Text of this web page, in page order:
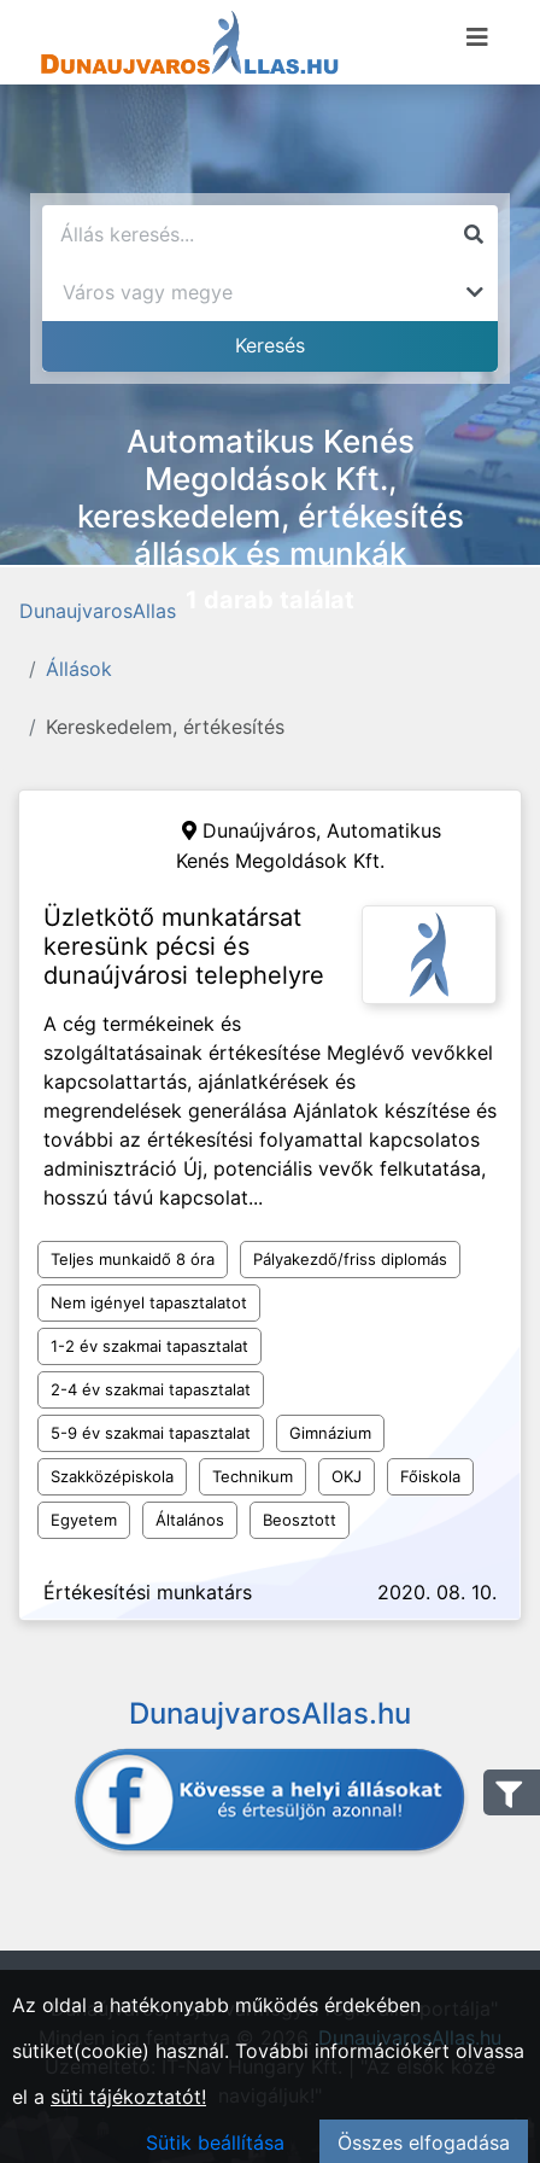
Automatikus Kenés
Megoldások Kft.,
kereskedelem, értékesítés
állások és munkák
DunaujvarosAllas
Állások
Kereskedelem, értékesítés
Dunaújváros, Automatikus
Kenés Megoldások Kft.
Üzletkötő munkatársat
keresünk pécsi és
dunaújvárosi telephelyre
A cég termékeinek és
szolgáltatásainak értékesítése Meglévő vevőkkel
kapcsolattartás, ajánlatkérések és
megrendelések generálása Ajánlatok készítése és
további az értékesítési folyamattal kapcsolatos
adminisztráció Új, potenciális vevők felkutatása,
hosszú távú kapcsolat...
Teljes munkaidő 8 óra Pályakezdő/friss diplomás
Nem igényel tapasztalatot
1-2 év szakmai tapasztalat
2-4 év szakmai tapasztalat
5-9 év szakmai tapasztalat Gimnázium
Szakközépiskola Technikum OKJ Főiskola
Egyetem Általános Beosztott
Értékesítési munkatárs 2020. 08. 10.
DunaujvarosAllas.hu
"Dunaújváros, Fejér vármegyei régió állásportálja"
Minden jog fentartva © 2026.DunaujvarosAllas.hu
Üzemeltető: IT-Nav Hungary Kft. | "Az elsők közé
Az oldal a hatékonyabb működés érdekében
sütiket(cookie) használ. További információkért olvassa
el a süti tájékoztatót!
Sütik beállítása
Összes elfogadása